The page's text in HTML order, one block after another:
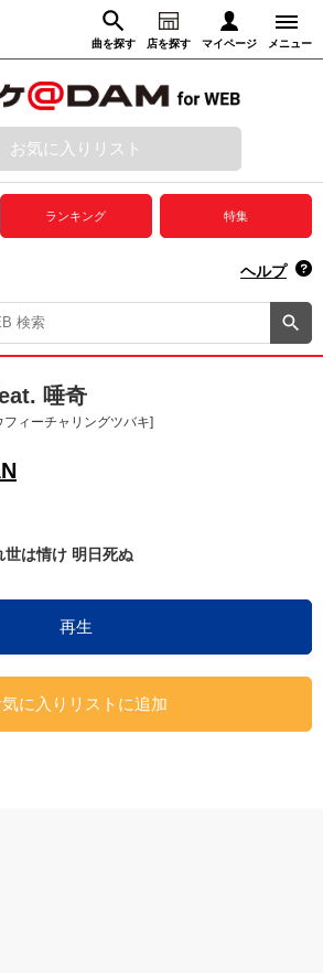
曲を探す 店を探す マイページ メニュー
す 録音からさがす
ログイン
ービス
画
音
るご質問
の新曲・ランキングなど
オケ最新情報をチェック！
お気に入りリスト
ランキング 特集
ヘルプ
唾奇
ィーチャリングツバキ]
世は情け 明日死ぬ
再生
気に入りリストに追加